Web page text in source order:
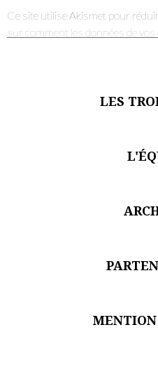
Ce site utilise Akismet pour
sur comment les données de
LES